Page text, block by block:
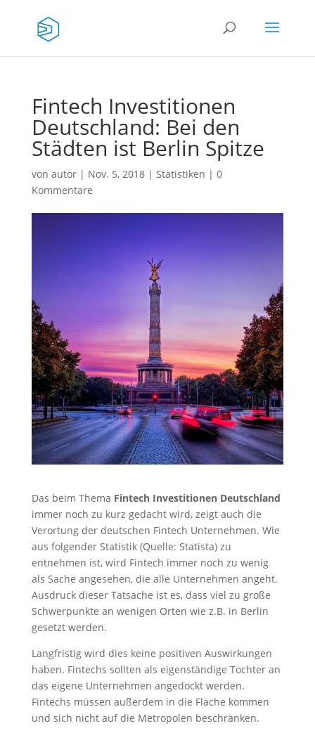
Fintech Investitionen
Deutschland: Bei den
Städten ist Berlin Spitze
von autor| Nov. 5, 2018| Statistiken | 0
Kommentare
Das beim Thema Fintech Investitionen Deutschland
immer noch zu kurz gedacht wird, zeigt auch die
Verortung der deutschen Fintech Unternehmen. Wie
aus folgender Statistik (Quelle: Statista) zu
entnehmen ist, wird Fintech immer noch zu wenig
als Sache angesehen, die alle Unternehmen angeht.
Ausdruck dieser Tatsache ist es, dass viel zu große
Schwerpunkte an wenigen Orten wie z.B. in Berlin
gesetzt werden.
Langfristig wird dies keine positiven Auswirkungen
haben. Fintechs sollten als eigenständige Tochter an
das eigene Unternehmen angedockt werden.
Fintechs müssen außerdem in die Fläche kommen
und sich nicht auf die Metropolen beschränken.